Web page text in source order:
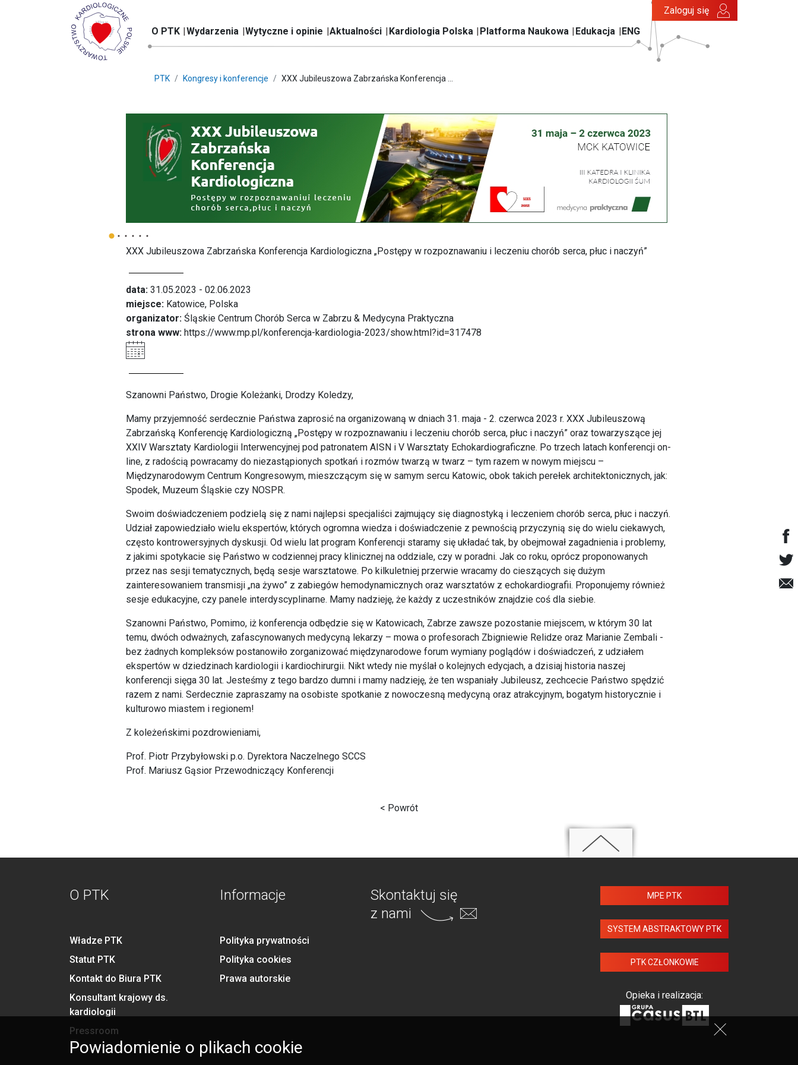
O PTK Wydarzenia Wytyczne i opinie Aktualności Kardiologia Polska Platforma Naukowa Edukacja ENG
Zaloguj się
PTK Kongresy i konferencje XXX Jubileuszowa Zabrzańska Konferencja ...
XXX Jubileuszowa Zabrzańska Konferencja Kardiologiczna „Postępy w rozpoznawaniu i leczeniu chorób serca, płuc i naczyń”
data: 31.05.2023 - 02.06.2023
miejsce: Katowice, Polska
organizator: Śląskie Centrum Chorób Serca w Zabrzu & Medycyna Praktyczna
strona www: https://www.mp.pl/konferencja-kardiologia-2023/show.html?id=317478
Szanowni Państwo, Drogie Koleżanki, Drodzy Koledzy,
Mamy przyjemność serdecznie Państwa zaprosić na organizowaną w dniach 31. maja - 2. czerwca 2023 r. XXX Jubileuszową
Zabrzańską Konferencję Kardiologiczną „Postępy w rozpoznawaniu i leczeniu chorób serca, płuc i naczyń” oraz towarzyszące jej
XXIV Warsztaty Kardiologii Interwencyjnej pod patronatem AISN i V Warsztaty Echokardiograficzne. Po trzech latach konferencji on-
line, z radością powracamy do niezastąpionych spotkań i rozmów twarzą w twarz – tym razem w nowym miejscu –
Międzynarodowym Centrum Kongresowym, mieszczącym się w samym sercu Katowic, obok takich perełek architektonicznych, jak:
Spodek, Muzeum Śląskie czy NOSPR.
Swoim doświadczeniem podzielą się z nami najlepsi specjaliści zajmujący się diagnostyką i leczeniem chorób serca, płuc i naczyń.
Udział zapowiedziało wielu ekspertów, których ogromna wiedza i doświadczenie z pewnością przyczynią się do wielu ciekawych,
często kontrowersyjnych dyskusji. Od wielu lat program Konferencji staramy się układać tak, by obejmował zagadnienia i problemy,
z jakimi spotykacie się Państwo w codziennej pracy klinicznej na oddziale, czy w poradni. Jak co roku, oprócz proponowanych
przez nas sesji tematycznych, będą sesje warsztatowe. Po kilkuletniej przerwie wracamy do cieszących się dużym
zainteresowaniem transmisji „na żywo” z zabiegów hemodynamicznych oraz warsztatów z echokardiografii. Proponujemy również
sesje edukacyjne, czy panele interdyscyplinarne. Mamy nadzieję, że każdy z uczestników znajdzie coś dla siebie.
Szanowni Państwo, Pomimo, iż konferencja odbędzie się w Katowicach, Zabrze zawsze pozostanie miejscem, w którym 30 lat
temu, dwóch odważnych, zafascynowanych medycyną lekarzy – mowa o profesorach Zbigniewie Relidze oraz Marianie Zembali -
bez żadnych kompleksów postanowiło zorganizować międzynarodowe forum wymiany poglądów i doświadczeń, z udziałem
ekspertów w dziedzinach kardiologii i kardiochirurgii. Nikt wtedy nie myślał o kolejnych edycjach, a dzisiaj historia naszej
konferencji sięga 30 lat. Jesteśmy z tego bardzo dumni i mamy nadzieję, że ten wspaniały Jubileusz, zechcecie Państwo spędzić
razem z nami. Serdecznie zapraszamy na osobiste spotkanie z nowoczesną medycyną oraz atrakcyjnym, bogatym historycznie i
kulturowo miastem i regionem!
Z koleżeńskimi pozdrowieniami,
Prof. Piotr Przybyłowski p.o. Dyrektora Naczelnego SCCS
Prof. Mariusz Gąsior Przewodniczący Konferencji
< Powrót
O PTK
Władze PTK
Statut PTK
Kontakt do Biura PTK
Konsultant krajowy ds.
kardiologii
Pressroom
Informacje
Polityka prywatności
Polityka cookies
Prawa autorskie
Skontaktuj się
z nami
MPE PTK
SYSTEM ABSTRAKTOWY PTK
PTK CZŁONKOWIE
Opieka i realizacja:
Powiadomienie o plikach cookie